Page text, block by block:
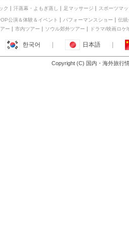
ク 汗蒸幕・よもぎ蒸し 足マッサージ スポーツマ
公演＆体験＆イベント パフォーマンスショー
伝統
ー
市内ツアー ソウル郊外ツアー ドラマ/映画ロケ
한국어 日本語
Copyright (C) 国内・海外旅行